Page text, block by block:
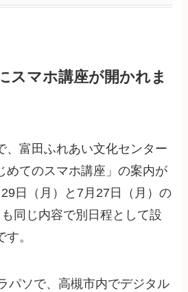
スマホ講座が開かれま
、富田ふれあい文化センター
めてのスマホ講座」の案内が
日（月）と7月27日（月）の
同じ内容で別日程として設
。
パソで、高槻市内でデジタル